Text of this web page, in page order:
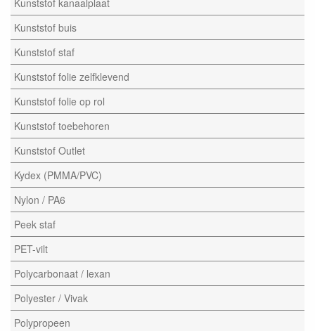
Kunststof kanaalplaat
Kunststof buis
Kunststof staf
Kunststof folie zelfklevend
Kunststof folie op rol
Kunststof toebehoren
Kunststof Outlet
Kydex (PMMA/PVC)
Nylon / PA6
Peek staf
PET-vilt
Polycarbonaat / lexan
Polyester / Vivak
Polypropeen